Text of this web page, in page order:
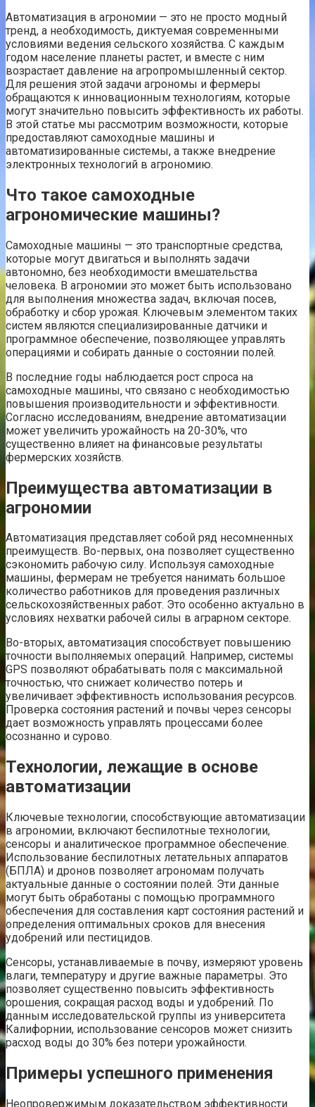
Автоматизация в агрономии — это не просто модный
тренд, а необходимость, диктуемая современными
условиями ведения сельского хозяйства. С каждым
годом население планеты растет, и вместе с ним
возрастает давление на агропромышленный сектор.
Для решения этой задачи агрономы и фермеры
обращаются к инновационным технологиям, которые
могут значительно повысить эффективность их работы.
В этой статье мы рассмотрим возможности, которые
предоставляют самоходные машины и
автоматизированные системы, а также внедрение
электронных технологий в агрономию.
Что такое самоходные
агрономические машины?
Самоходные машины — это транспортные средства,
которые могут двигаться и выполнять задачи
автономно, без необходимости вмешательства
человека. В агрономии это может быть использовано
для выполнения множества задач, включая посев,
обработку и сбор урожая. Ключевым элементом таких
систем являются специализированные датчики и
программное обеспечение, позволяющее управлять
операциями и собирать данные о состоянии полей.
В последние годы наблюдается рост спроса на
самоходные машины, что связано с необходимостью
повышения производительности и эффективности.
Согласно исследованиям, внедрение автоматизации
может увеличить урожайность на 20-30%, что
существенно влияет на финансовые результаты
фермерских хозяйств.
Преимущества автоматизации в
агрономии
Автоматизация представляет собой ряд несомненных
преимуществ. Во-первых, она позволяет существенно
сэкономить рабочую силу. Используя самоходные
машины, фермерам не требуется нанимать большое
количество работников для проведения различных
сельскохозяйственных работ. Это особенно актуально в
условиях нехватки рабочей силы в аграрном секторе.
Во-вторых, автоматизация способствует повышению
точности выполняемых операций. Например, системы
GPS позволяют обрабатывать поля с максимальной
точностью, что снижает количество потерь и
увеличивает эффективность использования ресурсов.
Проверка состояния растений и почвы через сенсоры
дает возможность управлять процессами более
осознанно и сурово.
Технологии, лежащие в основе
автоматизации
Ключевые технологии, способствующие автоматизации
в агрономии, включают беспилотные технологии,
сенсоры и аналитическое программное обеспечение.
Использование беспилотных летательных аппаратов
(БПЛА) и дронов позволяет агрономам получать
актуальные данные о состоянии полей. Эти данные
могут быть обработаны с помощью программного
обеспечения для составления карт состояния растений и
определения оптимальных сроков для внесения
удобрений или пестицидов.
Сенсоры, устанавливаемые в почву, измеряют уровень
влаги, температуру и другие важные параметры. Это
позволяет существенно повысить эффективность
орошения, сокращая расход воды и удобрений. По
данным исследовательской группы из университета
Калифорнии, использование сенсоров может снизить
расход воды до 30% без потери урожайности.
Примеры успешного применения
Неопровержимым доказательством эффективности